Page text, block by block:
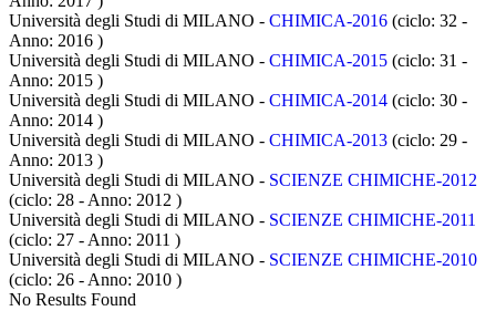
Università degli Studi di MILANO - CHIMICA-2016 (ciclo: 32 -
Anno: 2016 )
Università degli Studi di MILANO - CHIMICA-2015 (ciclo: 31 -
Anno: 2015 )
Università degli Studi di MILANO - CHIMICA-2014 (ciclo: 30 -
Anno: 2014 )
Università degli Studi di MILANO - CHIMICA-2013 (ciclo: 29 -
Anno: 2013 )
Università degli Studi di MILANO - SCIENZE CHIMICHE-2012
(ciclo: 28 - Anno: 2012 )
Università degli Studi di MILANO - SCIENZE CHIMICHE-2011
(ciclo: 27 - Anno: 2011 )
Università degli Studi di MILANO - SCIENZE CHIMICHE-2010
(ciclo: 26 - Anno: 2010 )
No Results Found